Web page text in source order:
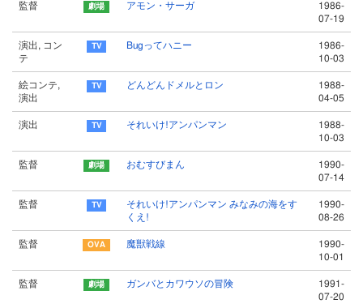
監督 アモン・サーガ
1986-
07-19
演出, コン
テ
Bugってハニー
1986-
10-03
絵コンテ,
演出
どんどんドメルとロン
1988-
04-05
演出 それいけ!アンパンマン
1988-
10-03
監督 おむすびまん
1990-
07-14
監督
それいけ!アンパンマン みなみの海をす
くえ!
1990-
08-26
監督 魔獣戦線
1990-
10-01
監督 ガンバとカワウソの冒険
1991-
07-20